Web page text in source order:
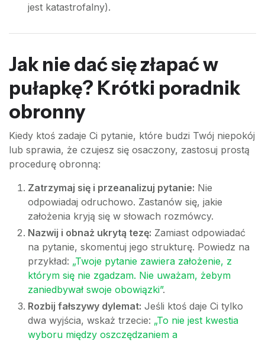
jest katastrofalny).
Jak nie dać się złapać w
pułapkę? Krótki poradnik
obronny
Kiedy ktoś zadaje Ci pytanie, które budzi Twój niepokój
lub sprawia, że czujesz się osaczony, zastosuj prostą
procedurę obronną:
Zatrzymaj się i przeanalizuj pytanie: Nie
odpowiadaj odruchowo. Zastanów się, jakie
założenia kryją się w słowach rozmówcy.
Nazwij i obnaż ukrytą tezę: Zamiast odpowiadać
na pytanie, skomentuj jego strukturę. Powiedz na
przykład: „Twoje pytanie zawiera założenie, z
którym się nie zgadzam. Nie uważam, żebym
zaniedbywał swoje obowiązki”.
Rozbij fałszywy dylemat: Jeśli ktoś daje Ci tylko
dwa wyjścia, wskaż trzecie: „To nie jest kwestia
wyboru między oszczędzaniem a